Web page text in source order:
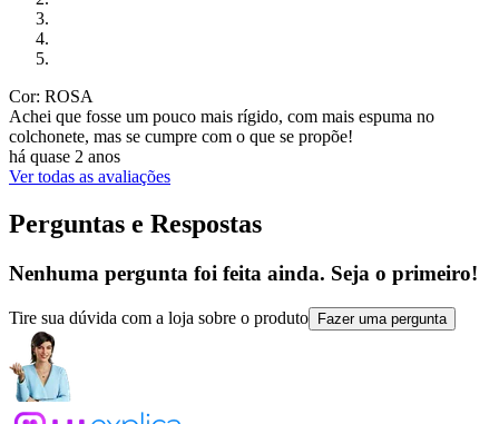
Cor: ROSA
Achei que fosse um pouco mais rígido, com mais espuma no
colchonete, mas se cumpre com o que se propõe!
há quase 2 anos
Ver todas as avaliações
Perguntas e Respostas
Nenhuma pergunta foi feita ainda. Seja o primeiro!
Tire sua dúvida com a loja sobre o produto Fazer uma pergunta